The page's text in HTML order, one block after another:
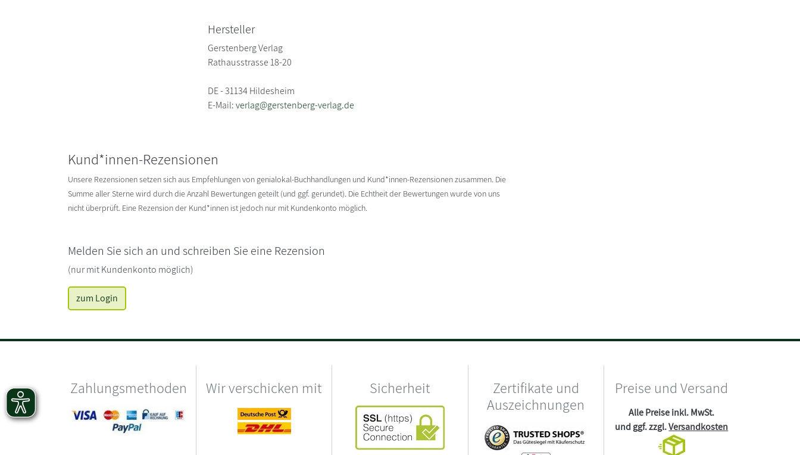
Hersteller
Gerstenberg Verlag
Rathausstrasse 18-20
DE - 31134 Hildesheim
E-Mail:verlag@gerstenberg-verlag.de
Kund*innen-Rezensionen
Unsere Rezensionen setzen sich aus Empfehlungen von genialokal-Buchhandlungen und Kund*innen-Rezensionen zusammen. Die
Summe aller Sterne wird durch die Anzahl Bewertungen geteilt (und ggf. gerundet). Die Echtheit der Bewertungen wurde von uns
nicht überprüft. Eine Rezension der Kund*innen ist jedoch nur mit Kundenkonto möglich.
Melden Sie sich an und schreiben Sie eine Rezension
(nur mit Kundenkonto möglich)
zum Login
Zahlungsmethoden Wir verschicken mit Sicherheit
Zertifikate und
Auszeichnungen
Preise und Versand
Alle Preise inkl. MwSt.
und ggf. zzgl.Versandkosten